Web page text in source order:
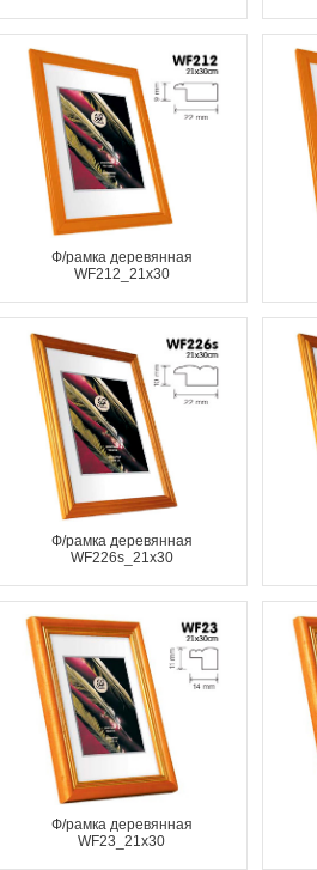
Ф/рамка деревянная
WF212_21x30
Ф/рамка деревянная
WF226s_21x30
Ф/рамка деревянная
WF23_21x30